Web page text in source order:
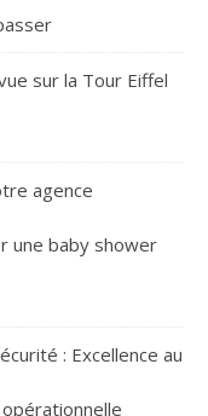
sur la Tour Eiffel
agence
une baby shower
: Excellence au